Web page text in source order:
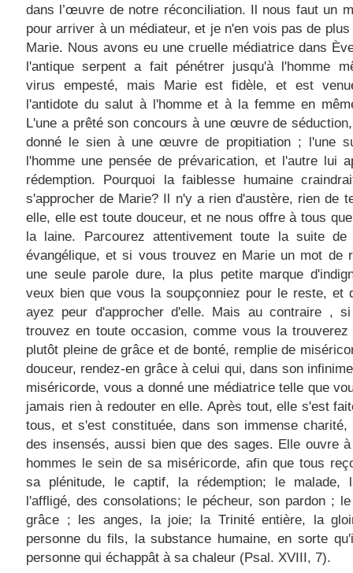
dans l’œuvre de notre réconciliation. Il nous faut un
pour arriver à un médiateur, et je n'en vois pas de
Marie. Nous avons eu une cruelle médiatrice dans
l'antique serpent a fait pénétrer jusqu'à l'homme
virus empesté, mais Marie est fidèle, et est
l'antidote du salut à l'homme et à la femme en
L'une a prêté son concours à une œuvre de
donné le sien à une œuvre de propitiation ; l'une
l'homme une pensée de prévarication, et l'autre lui
rédemption. Pourquoi la faiblesse humaine
s'approcher de Marie? Il n'y a rien d'austère, rien de
elle, elle est toute douceur, et ne nous offre à tous
la laine. Parcourez attentivement toute la suite de
évangélique, et si vous trouvez en Marie un mot de
une seule parole dure, la plus petite marque
veux bien que vous la soupçonniez pour le reste, et
ayez peur d'approcher d'elle. Mais au contraire ,
trouvez en toute occasion, comme vous la
plutôt pleine de grâce et de bonté, remplie de
douceur, rendez-en grâce à celui qui, dans son
miséricorde, vous a donné une médiatrice telle que
jamais rien à redouter en elle. Après tout, elle s'est
tous, et s'est constituée, dans son immense charité,
des insensés, aussi bien que des sages. Elle ouvre
hommes le sein de sa miséricorde, afin que tous
sa plénitude, le captif, la rédemption; le malade,
l'affligé, des consolations; le pécheur, son pardon ;
grâce ; les anges, la joie; la Trinité entière, la
personne du fils, la substance humaine, en sorte
personne qui échappât à sa chaleur (Psal. XVIII, 7).